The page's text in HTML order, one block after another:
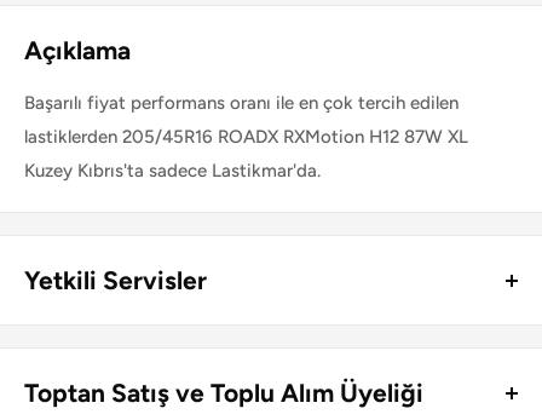
Açıklama
Başarılı fiyat performans oranı ile en çok tercih edilen
lastiklerden 205/45R16 ROADX RXMotion H12 87W XL
Kuzey Kıbrıs'ta sadece Lastikmar'da.
Yetkili Servisler
Toptan Satış ve Toplu Alım Üyeliği